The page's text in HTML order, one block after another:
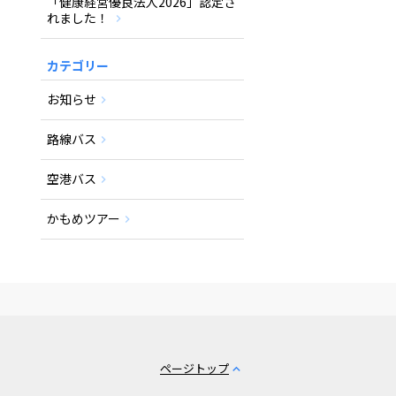
れました！
カテゴリー
お知らせ
路線バス
空港バス
かもめツアー
ページトップ expand_less